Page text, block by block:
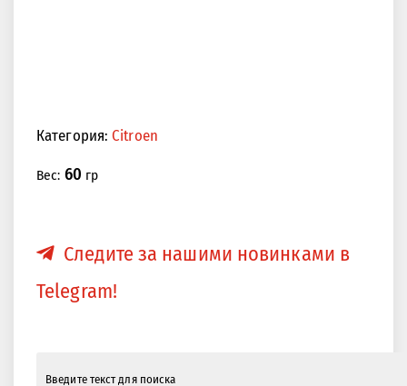
Категория:Citroen
Вес: 60 гр
Следите за нашими новинками в
Telegram!